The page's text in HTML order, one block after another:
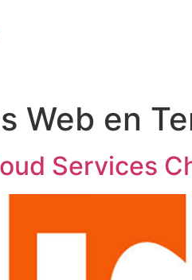
Web en
Services